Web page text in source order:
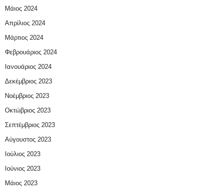
Μάιος 2024
Απρίλιος 2024
Μάρτιος 2024
Φεβρουάριος 2024
Ιανουάριος 2024
Δεκέμβριος 2023
Νοέμβριος 2023
Οκτώβριος 2023
Σεπτέμβριος 2023
Αύγουστος 2023
Ιούλιος 2023
Ιούνιος 2023
Μάιος 2023